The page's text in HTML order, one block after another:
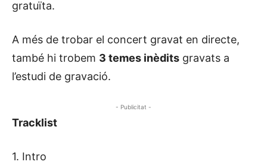
gratuïta.
A més de trobar el concert gravat en directe,
també hi trobem 3 temes inèdits gravats a
l’estudi de gravació.
- Publicitat -
Tracklist
1. Intro